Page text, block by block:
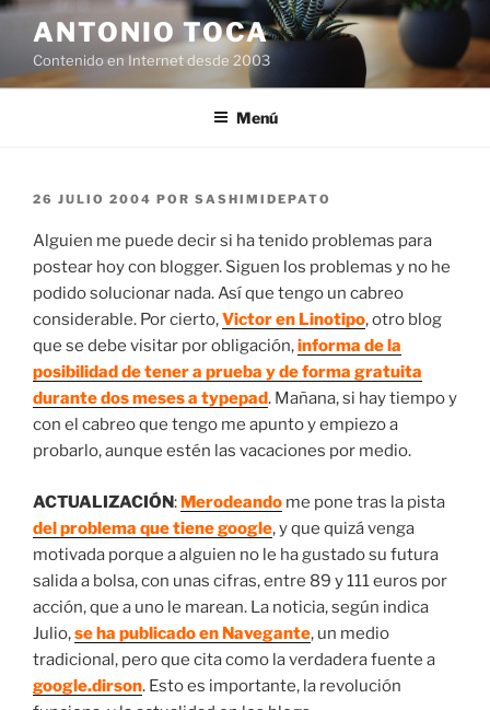
Saltar
contenido
ANTONIO TOCA
Contenido en Internet desde 2003
Menú
PUBLICADO
26 JULIO 2004 POR SASHIMIDEPATO
Alguien me puede decir si ha tenido problemas para
postear hoy con blogger. Siguen los problemas y no he
podido solucionar nada. Así que tengo un cabreo
considerable. Por cierto,Victor en Linotipo, otro blog
que se debe visitar por obligación,informa de la
posibilidad de tener a prueba y de forma gratuita
durante dos meses a typepad. Mañana, si hay tiempo y
con el cabreo que tengo me apunto y empiezo a
probarlo, aunque estén las vacaciones por medio.
ACTUALIZACIÓN: Merodeando me pone tras la pista
del problema que tiene google, y que quizá venga
motivada porque a alguien no le ha gustado su futura
salida a bolsa, con unas cifras, entre 89 y 111 euros por
acción, que a uno le marean. La noticia, según indica
Julio,se ha publicado en Navegante, un medio
tradicional, pero que cita como la verdadera fuente a
google.dirson. Esto es importante, la revolución